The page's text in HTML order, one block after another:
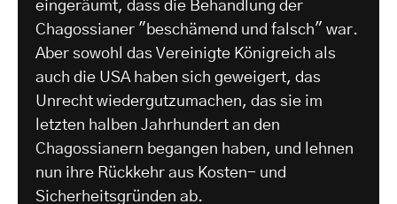
eingeräumt, dass die Behandlung der
Chagossianer "beschämend und falsch" war.
Aber sowohl das Vereinigte Königreich als
auch die USA haben sich geweigert, das
Unrecht wiedergutzumachen, das sie im
letzten halben Jahrhundert an den
Chagossianern begangen haben, und lehnen
nun ihre Rückkehr aus Kosten- und
Sicherheitsgründen ab.